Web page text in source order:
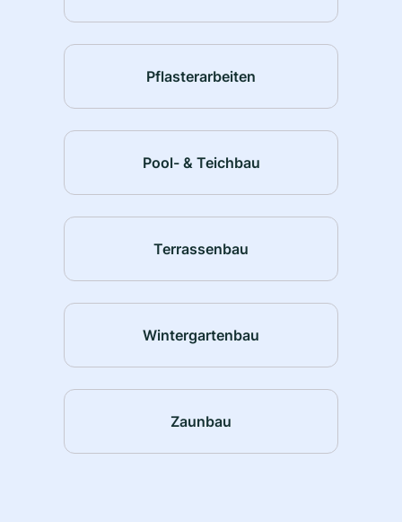
Pflasterarbeiten
Pool- & Teichbau
Terrassenbau
Wintergartenbau
Zaunbau